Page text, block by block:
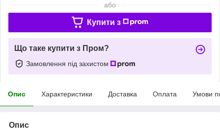
або
Купити з
Що таке купити з Пром?
Замовлення під захистом
Опис Характеристики Доставка Оплата Умови
Опис